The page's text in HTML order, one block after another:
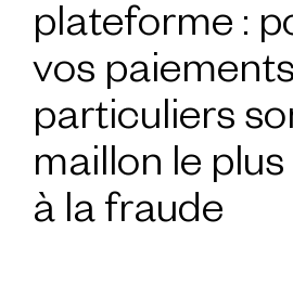
plateforme :
vos
particuliers
maillon le
à la fraude